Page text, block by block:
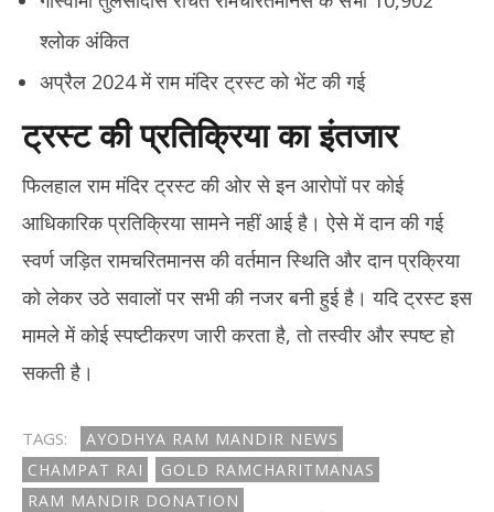
श्लोक अंकित
अप्रैल 2024 में राम मंदिर ट्रस्ट को भेंट की गई
ट्रस्ट की प्रतिक्रिया का इंतजार
फिलहाल राम मंदिर ट्रस्ट की ओर से इन आरोपों पर कोई
आधिकारिक प्रतिक्रिया सामने नहीं आई है। ऐसे में दान की गई
स्वर्ण जड़ित रामचरितमानस की वर्तमान स्थिति और दान प्रक्रिया
को लेकर उठे सवालों पर सभी की नजर बनी हुई है। यदि ट्रस्ट इस
मामले में कोई स्पष्टीकरण जारी करता है, तो तस्वीर और स्पष्ट हो
सकती है।
TAGS:
AYODHYA RAM MANDIR NEWS
CHAMPAT RAI
GOLD RAMCHARITMANAS
RAM MANDIR DONATION